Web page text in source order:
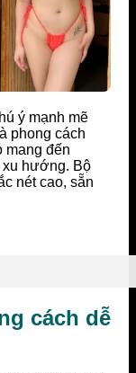
ý mạnh mẽ
phong cách
mang đến
xu hướng. Bộ
nét cao, sẵn
cách dễ